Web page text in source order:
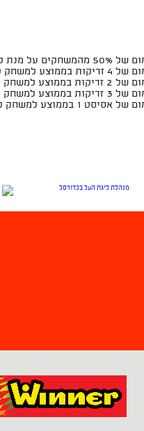
מנת להיכלל בטבלה
האחוזים ל-2 ובזריקות ל-2
האחוזים ל-3 ובזריקות ל-3
מהעונשין ובזריקות מהעונשין
לכניסה לקטגוריות יחס האסיסטים/איבודים